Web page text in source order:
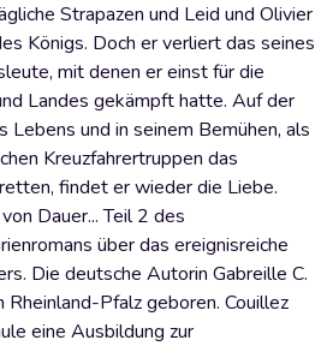
Strapazen und Leid und Olivier
Königs. Doch er verliert das seines
mit denen er einst für die
Landes gekämpft hatte. Auf der
Lebens und in seinem Bemühen, als
Kreuzfahrertruppen das
findet er wieder die Liebe.
Dauer... Teil 2 des
über das ereignisreiche
Die deutsche Autorin Gabreille C.
Rheinland-Pfalz geboren. Couillez
eine Ausbildung zur